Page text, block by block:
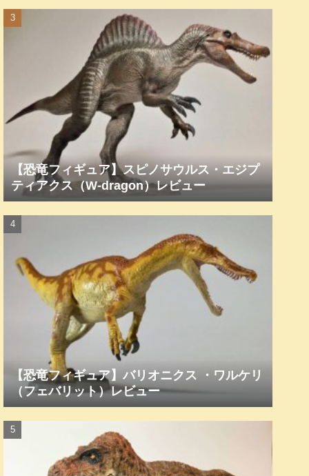
【恐竜フィギュア】スピノサウルス・エジプ
ティアクス（W-dragon）レビュー
【恐竜フィギュア】バリオニクス ・ワルケリ
（フェバリット）レビュー